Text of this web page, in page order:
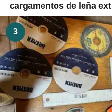
cargamentos de leña
3